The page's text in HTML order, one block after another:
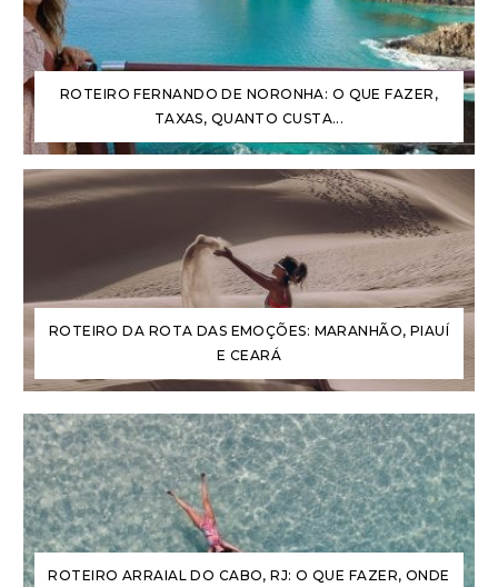
ROTEIRO FERNANDO DE NORONHA: O QUE FAZER,
TAXAS, QUANTO CUSTA...
ROTEIRO DA ROTA DAS EMOÇÕES: MARANHÃO, PIAUÍ
E CEARÁ
ROTEIRO ARRAIAL DO CABO, RJ: O QUE FAZER, ONDE